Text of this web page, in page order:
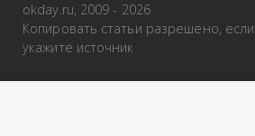
okday.ru, 2009 - 2026
Копировать статьи разрешено, если
укажите источник